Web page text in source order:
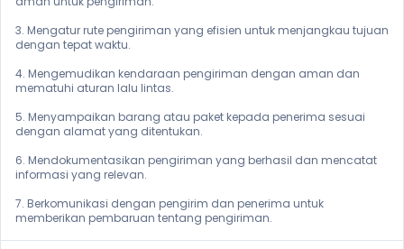
3. Mengatur rute pengiriman yang efisien untuk menjangkau tujuan
dengan tepat waktu.
4. Mengemudikan kendaraan pengiriman dengan aman dan
mematuhi aturan lalu lintas.
5. Menyampaikan barang atau paket kepada penerima sesuai
dengan alamat yang ditentukan.
6. Mendokumentasikan pengiriman yang berhasil dan mencatat
informasi yang relevan.
7. Berkomunikasi dengan pengirim dan penerima untuk
memberikan pembaruan tentang pengiriman.